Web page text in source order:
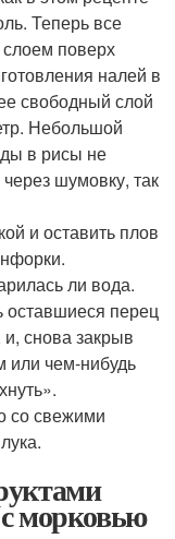
Теперь все
поверх
налей в
свободный слой
Небольшой
в рисы не
шумовку, так
и оставить плов
ли вода.
оставшиеся перец
снова закрыв
или чем-нибудь
со свежими
морковью